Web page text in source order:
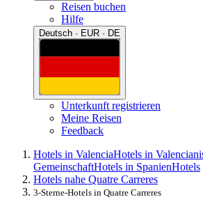
Reisen buchen
Hilfe
Deutsch · EUR · DE
Unterkunft registrieren
Meine Reisen
Feedback
Hotels in ValenciaHotels in
GemeinschaftHotels in SpanienHotels
Hotels nahe Quatre Carreres
3-Sterne-Hotels in Quatre Carreres